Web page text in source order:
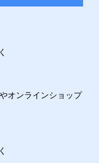
オンラインショップ